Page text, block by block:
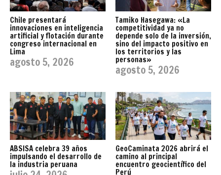
Chile presentará
innovaciones en inteligencia
artificial y flotación durante
congreso internacional en
Lima
agosto 5, 2026
Tamiko Hasegawa: «La
competitividad ya no
depende solo de la inversión,
sino del impacto positivo en
los territorios y las
personas»
agosto 5, 2026
ABSISA celebra 39 años
impulsando el desarrollo de
la industria peruana
GeoCaminata 2026 abrirá el
camino al principal
encuentro geocientífico del
Perú